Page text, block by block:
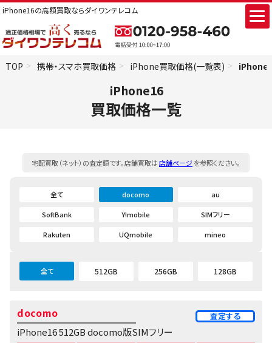
iPhone16の高額買取ならダイワンテレコム
TOP 携帯・スマホ買取価格 iPhone買取価格(一覧表)
iPhone16
買取価格一覧
宅配買取（ネット）の査定額です。店舗買取は店舗ページを参照ください。
全て docomo au
SoftBank Y!mobile SIMフリー
Rakuten UQmobile mineo
全て 512GB 256GB 128GB
iPhone16 512GB docomo版SIMフリー
docomo 査定する